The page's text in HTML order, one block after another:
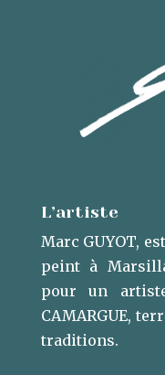
L’artiste
Marc GUYOT,
peint à
pour un
CAMARGUE,
traditions.